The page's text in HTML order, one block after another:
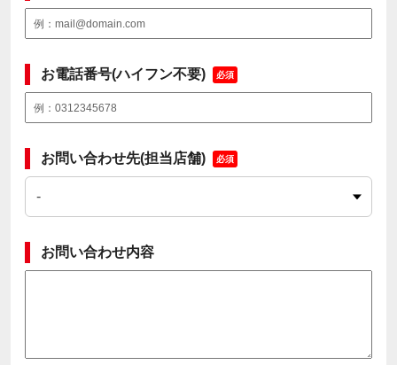
お電話番号(ハイフン不要) 必須
お問い合わせ先(担当店舗) 必須
お問い合わせ内容